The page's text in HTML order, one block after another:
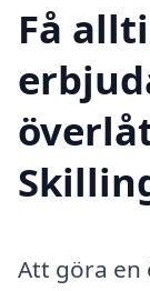
Få
Att göra en